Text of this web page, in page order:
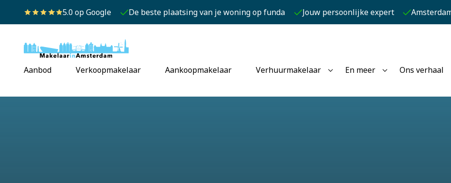
5.0 op Google De beste plaatsing van je woning op funda Jouw persoonlijke expert
Aanbod Verkoopmakelaar Aankoopmakelaar Verhuurmakelaar En meer Ons verhaal